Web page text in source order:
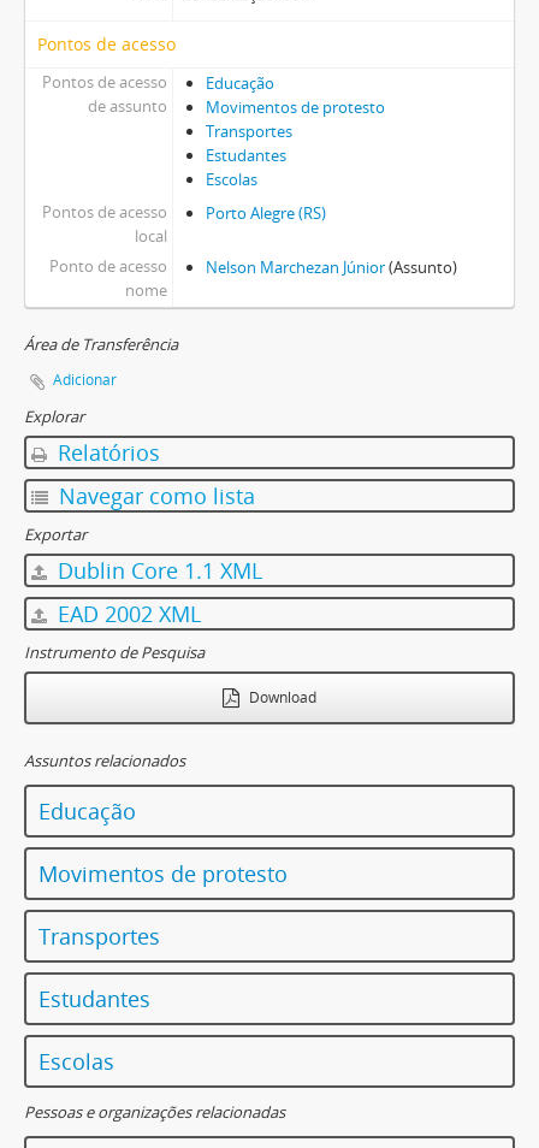
Pontos de acesso
Pontos de acesso
de assunto
Educação
Movimentos de protesto
Transportes
Estudantes
Escolas
Pontos de acesso
local
Porto Alegre (RS)
Ponto de acesso
nome
Nelson Marchezan Júnior(Assunto)
Área de Transferência
Adicionar
Explorar
Relatórios
Navegar como lista
Exportar
Dublin Core 1.1 XML
EAD 2002 XML
Instrumento de Pesquisa
Download
Assuntos relacionados
Educação
Movimentos de protesto
Transportes
Estudantes
Escolas
Pessoas e organizações relacionadas